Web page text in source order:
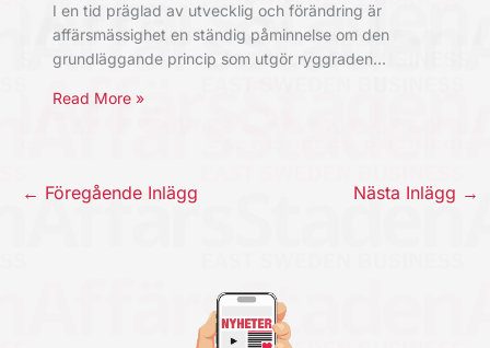
I en tid präglad av utvecklig och förändring är
affärsmässighet en ständig påminnelse om den
grundläggande princip som utgör ryggraden…
Read More »
← Föregående Inlägg Nästa Inlägg →